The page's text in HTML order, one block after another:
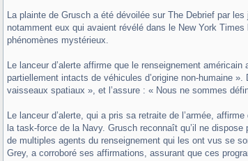
La plainte de Grusch a été dévoilée sur The Debrief par
notamment eux qui avaient révélé dans le New York
phénomènes mystérieux.
Le lanceur d’alerte affirme que le renseignement
partiellement intacts de véhicules d’origine non-humaine
vaisseaux spatiaux », et l’assure : « Nous ne sommes
Le lanceur d’alerte, qui a pris sa retraite de l’armée,
la task-force de la Navy. Grusch reconnaît qu’il ne
de multiples agents du renseignement qui les ont vus se
Grey, a corroboré ses affirmations, assurant que ces